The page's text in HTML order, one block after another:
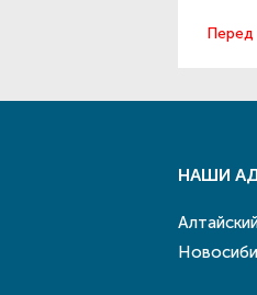
Перед
НАШИ